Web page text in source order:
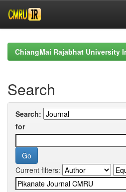
navigationChiangMai Rajabhat University
Search
Search:
for
Current filters: